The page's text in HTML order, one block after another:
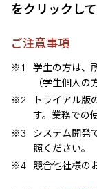
をクリックして
ご注意事項
学生の方は、
（学生個人の
トライアル版
す。業務での
システム開発
照ください。
競合他社様の